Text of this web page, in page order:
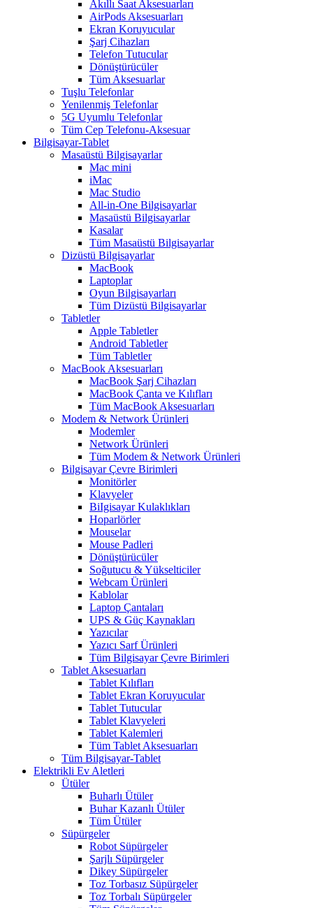
Akıllı Saat Aksesuarları
AirPods Aksesuarları
Ekran Koruyucular
Şarj Cihazları
Telefon Tutucular
Dönüştürücüler
Tüm Aksesuarlar
Tuşlu Telefonlar
Yenilenmiş Telefonlar
5G Uyumlu Telefonlar
Tüm Cep Telefonu-Aksesuar
Bilgisayar-Tablet
Masaüstü Bilgisayarlar
Mac mini
iMac
Mac Studio
All-in-One Bilgisayarlar
Masaüstü Bilgisayarlar
Kasalar
Tüm Masaüstü Bilgisayarlar
Dizüstü Bilgisayarlar
MacBook
Laptoplar
Oyun Bilgisayarları
Tüm Dizüstü Bilgisayarlar
Tabletler
Apple Tabletler
Android Tabletler
Tüm Tabletler
MacBook Aksesuarları
MacBook Şarj Cihazları
MacBook Çanta ve Kılıfları
Tüm MacBook Aksesuarları
Modem & Network Ürünleri
Modemler
Network Ürünleri
Tüm Modem & Network Ürünleri
Bilgisayar Çevre Birimleri
Monitörler
Klavyeler
BiIgisayar Kulaklıkları
Hoparlörler
Mouselar
Mouse Padleri
Dönüştürücüler
Soğutucu & Yükselticiler
Webcam Ürünleri
Kablolar
Laptop Çantaları
UPS & Güç Kaynakları
Yazıcılar
Yazıcı Sarf Ürünleri
Tüm Bilgisayar Çevre Birimleri
Tablet Aksesuarları
Tablet Kılıfları
Tablet Ekran Koruyucular
Tablet Tutucular
Tablet Klavyeleri
Tablet Kalemleri
Tüm Tablet Aksesuarları
Tüm Bilgisayar-Tablet
Elektrikli Ev Aletleri
Ütüler
Buharlı Ütüler
Buhar Kazanlı Ütüler
Tüm Ütüler
Süpürgeler
Robot Süpürgeler
Şarjlı Süpürgeler
Dikey Süpürgeler
Toz Torbasız Süpürgeler
Toz Torbalı Süpürgeler